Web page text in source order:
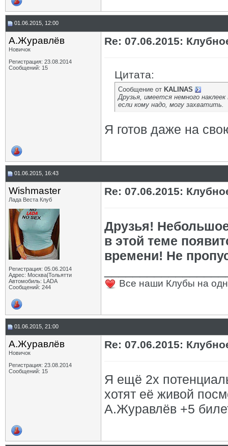
01.06.2015, 12:00
А.Журавлёв
Новичок
Регистрация: 23.08.2014
Сообщений: 15
Re: 07.06.2015:
Цитата:
Сообщение от KALINAS
Друзья, имеется немного
если кому надо, могу захватить.
Я готов даже на
01.06.2015, 16:43
Wishmaster
Лада Веста Клуб
Регистрация: 05.06.2014
Адрес: Москва|Тольятти
Автомобиль: LADA
Сообщений: 244
Re: 07.06.2015:
Друзья!
в этой теме
времени! Не
Все наши Клубы на
01.06.2015, 21:00
А.Журавлёв
Новичок
Регистрация: 23.08.2014
Сообщений: 15
Re: 07.06.2015:
Я ещё 2х
хотят её живой
А.Журавлёв +5